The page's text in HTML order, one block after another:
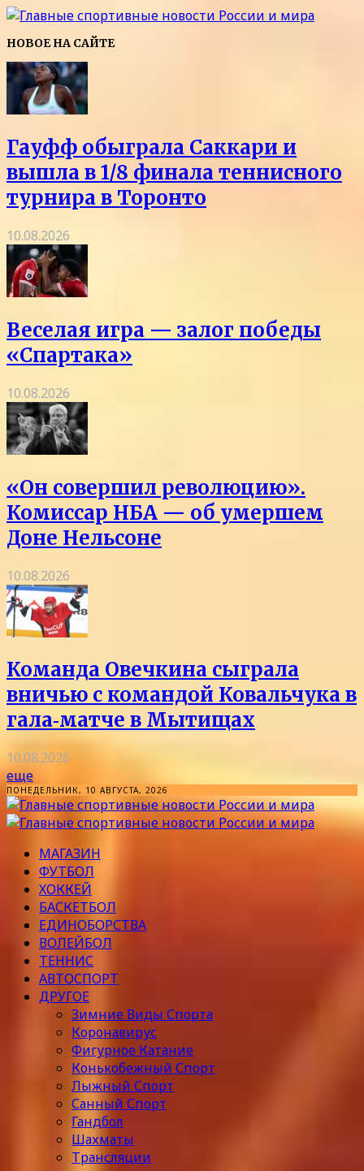
НОВОЕ НА САЙТЕ
Гауфф обыграла Саккари и
вышла в 1/8 финала теннисного
турнира в Торонто
10.08.2026
Веселая игра — залог победы
«Спартака»
10.08.2026
«Он совершил революцию».
Комиссар НБА — об умершем
Доне Нельсоне
10.08.2026
Команда Овечкина сыграла
вничью с командой Ковальчука в
гала‑матче в Мытищах
10.08.2026
еще
ПОНЕДЕЛЬНИК, 10 АВГУСТА, 2026
МАГАЗИН
ФУТБОЛ
ХОККЕЙ
БАСКЕТБОЛ
ЕДИНОБОРСТВА
ВОЛЕЙБОЛ
ТЕННИС
АВТОСПОРТ
ДРУГОЕ
Зимние Виды Спорта
Коронавирус
Фигурное Катание
Конькобежный Спорт
Лыжный Спорт
Санный Спорт
Гандбол
Шахматы
Трансляции